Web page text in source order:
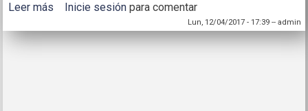
Leer más sobre CEPAL, CAC, COMISCA, CCAD, COSEFIN,
SIECA, SICA, UKAID, DANIDA. Cambio climático en
Centroamérica Impactos potenciales y opciones de
política pública. 2015
Inicie sesión para comentar
Lun, 12/04/2017 - 17:39-- admin